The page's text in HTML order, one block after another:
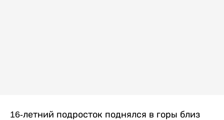
16-летний подросток поднялся в горы близ